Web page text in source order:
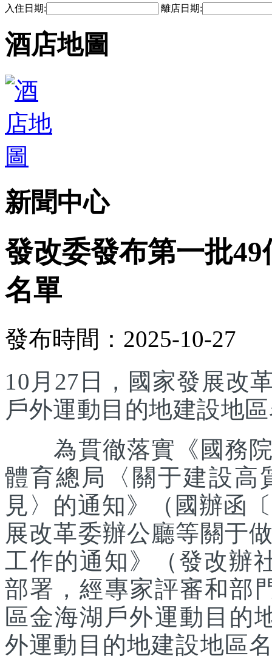
入住日期: 離店日期:
酒店地圖
新聞中心
發改委發布第一批
名單
發布時間：2025-10-27
10月27日，國家發展改
戶外運動目的地建設地
為貫徹落實《國務院
體育總局〈關于建設高
見〉的通知》（國辦函
展改革委辦公廳等關于
工作的通知》（發改辦
部署，經專家評審和部
區金海湖戶外運動目的
外運動目的地建設地區